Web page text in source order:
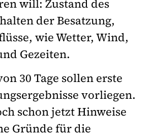
will: Zustand des
der Besatzung,
wie Wetter, Wind,
Gezeiten.
30 Tage sollen erste
vorliegen.
schon jetzt Hinweise
Gründe für die